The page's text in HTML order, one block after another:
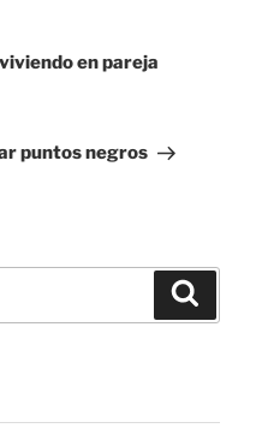
en pareja
puntos negros